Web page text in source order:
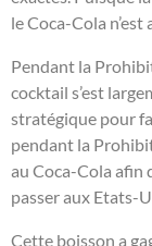
le Coca-Cola n’est
Pendant la
cocktail s’est
stratégique pour
pendant la
au Coca-Cola afin
passer aux Etats-
Cette boisson a